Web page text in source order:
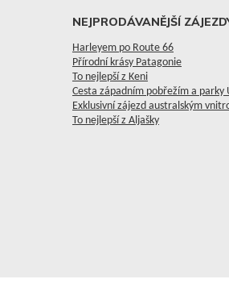
NEJPRODÁVANĚJŠÍ
Harleyem po Route 66
Přírodní krásy Patagonie
To nejlepší z Keni
Cesta západním pobřežím a parky
Exklusivní zájezd australským
To nejlepší z Aljašky